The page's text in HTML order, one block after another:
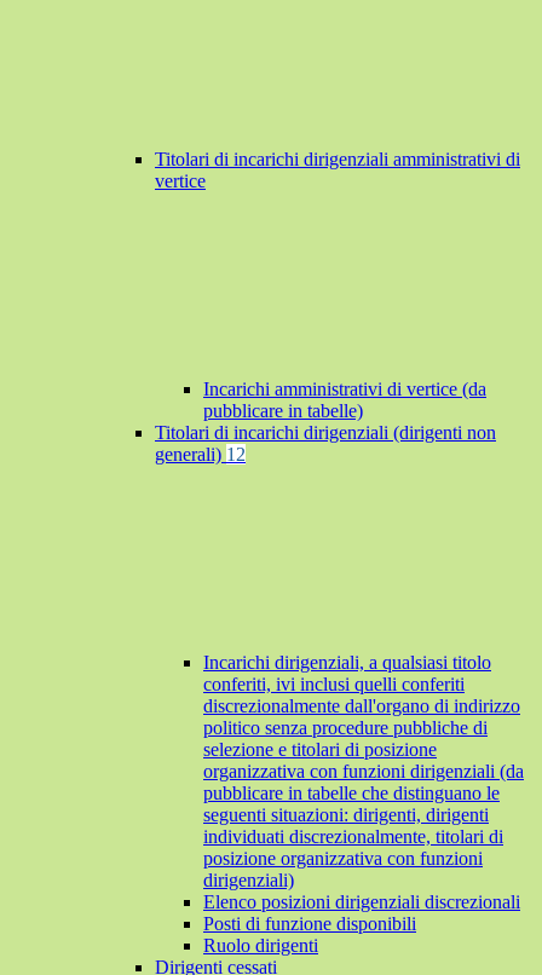
Titolari di incarichi dirigenziali amministrativi di
vertice
Incarichi amministrativi di vertice (da
pubblicare in tabelle)
Titolari di incarichi dirigenziali (dirigenti non
generali) 12
Incarichi dirigenziali, a qualsiasi titolo
conferiti, ivi inclusi quelli conferiti
discrezionalmente dall'organo di indirizzo
politico senza procedure pubbliche di
selezione e titolari di posizione
organizzativa con funzioni dirigenziali (da
pubblicare in tabelle che distinguano le
seguenti situazioni: dirigenti, dirigenti
individuati discrezionalmente, titolari di
posizione organizzativa con funzioni
dirigenziali)
Elenco posizioni dirigenziali discrezionali
Posti di funzione disponibili
Ruolo dirigenti
Dirigenti cessati